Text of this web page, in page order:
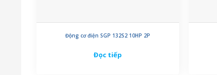
Động cơ điện SGP 132S2 10HP 2P
Đọc tiếp